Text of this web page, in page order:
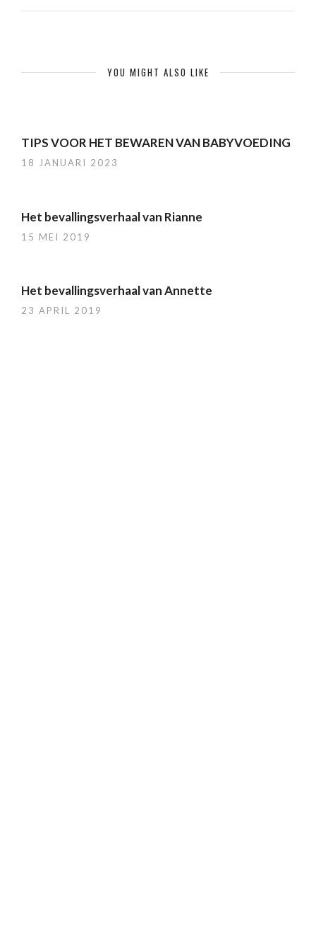
YOU MIGHT ALSO LIKE
TIPS VOOR HET BEWAREN VAN BABYVOEDING
18 JANUARI 2023
Het bevallingsverhaal van Rianne
15 MEI 2019
Het bevallingsverhaal van Annette
23 APRIL 2019